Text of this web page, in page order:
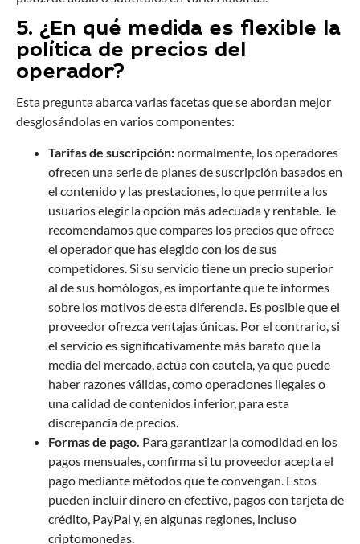
5. ¿En qué medida es flexible la
política de precios del
operador?
Esta pregunta abarca varias facetas que se abordan mejor
desglosándolas en varios componentes:
Tarifas de suscripción: normalmente, los operadores
ofrecen una serie de planes de suscripción basados en
el contenido y las prestaciones, lo que permite a los
usuarios elegir la opción más adecuada y rentable. Te
recomendamos que compares los precios que ofrece
el operador que has elegido con los de sus
competidores. Si su servicio tiene un precio superior
al de sus homólogos, es importante que te informes
sobre los motivos de esta diferencia. Es posible que el
proveedor ofrezca ventajas únicas. Por el contrario, si
el servicio es significativamente más barato que la
media del mercado, actúa con cautela, ya que puede
haber razones válidas, como operaciones ilegales o
una calidad de contenidos inferior, para esta
discrepancia de precios.
Formas de pago. Para garantizar la comodidad en los
pagos mensuales, confirma si tu proveedor acepta el
pago mediante métodos que te convengan. Estos
pueden incluir dinero en efectivo, pagos con tarjeta de
crédito, PayPal y, en algunas regiones, incluso
criptomonedas.